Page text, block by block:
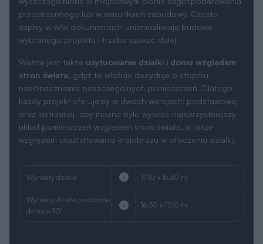
przestrzennego lub w warunkach zabudowy. Często
zapisy w w/w dokumentach uniemożliwiają budowę
wybranego projektu i trzeba szukać dalej.
Ważne jest także usytuowanie działki i domu względem
stron świata, gdyż to właśnie decyduje o stopniu
nasłonecznienia poszczególnych pomieszczeń. Dlatego
każdy projekt oferujemy w dwóch wersjach: podstawowej
oraz lustrzanej, aby można było wybrać najkorzystniejszy
układ pomieszczeń względem stron świata, a także
względem ukształtowania krajobrazu w otoczeniu działki.
Wymiary działki 17.10 x 16.30 m
Wymiary działki po obrocie
domu o 90°
16.30 x 17.10 m